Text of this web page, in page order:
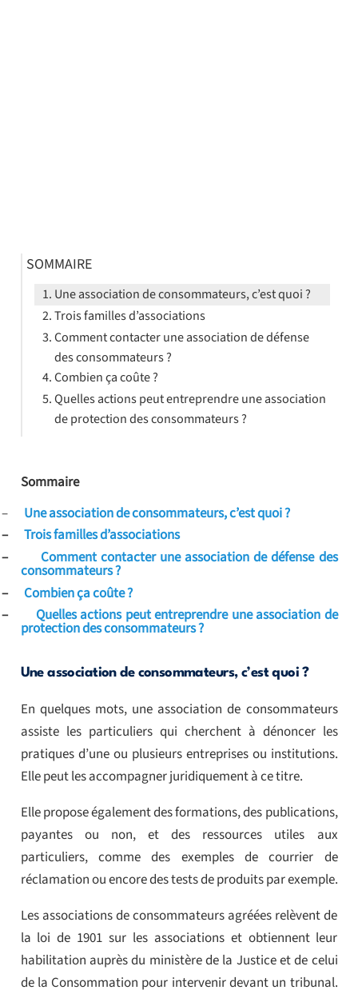
Sommaire
–
Une association de consommateurs, c’est quoi ?
–
Trois familles d’associations
–
Comment contacter une association de défense des
consommateurs ?
–
Combien ça coûte ?
–
Quelles actions peut entreprendre une association de
protection des consommateurs ?
Une association de consommateurs, c’est quoi ?
En quelques mots, une association de consommateurs
assiste les particuliers qui cherchent à dénoncer les
pratiques d’une ou plusieurs entreprises ou institutions.
Elle peut les accompagner juridiquement à ce titre.
Elle propose également des formations, des publications,
payantes ou non, et des ressources utiles aux
particuliers, comme des exemples de courrier de
réclamation ou encore des tests de produits par exemple.
Les associations de consommateurs agréées relèvent de
la loi de 1901 sur les associations et obtiennent leur
habilitation auprès du ministère de la Justice et de celui
de la Consommation pour intervenir devant un tribunal.
SOMMAIRE
Une association de consommateurs, c’est quoi ?
Trois familles d’associations
Comment contacter une association de défense
des consommateurs ?
Combien ça coûte ?
Quelles actions peut entreprendre une association
de protection des consommateurs ?